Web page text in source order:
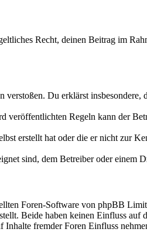
Recht, deinen Beitrag im
Du erklärst insbesondere,
veröffentlichten Regeln kann der
erstellt hat oder die er nicht zur
sind, dem Betreiber oder einem
Foren-Software von phpBB
Beide haben keinen Einfluss auf
Inhalte fremder Foren Einfluss